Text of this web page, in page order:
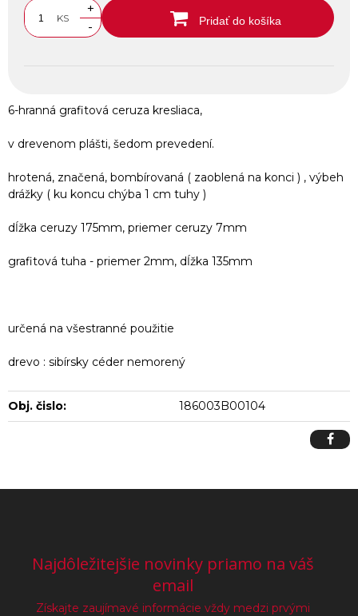
KS
+
-
Pridať do košíka
6-hranná grafitová ceruza kresliaca,
v drevenom plášti, šedom prevedení.
hrotená, značená, bombírovaná ( zaoblená na konci ) , výbeh
drážky ( ku koncu chýba 1 cm tuhy )
dĺžka ceruzy 175mm, priemer ceruzy 7mm
grafitová tuha - priemer 2mm, dĺžka 135mm
určená na všestranné použitie
drevo : sibírsky céder nemorený
Obj. čislo: 186003B00104
Najdôležitejšie novinky priamo na váš
email
Získajte zaujímavé informácie vždy medzi prvými